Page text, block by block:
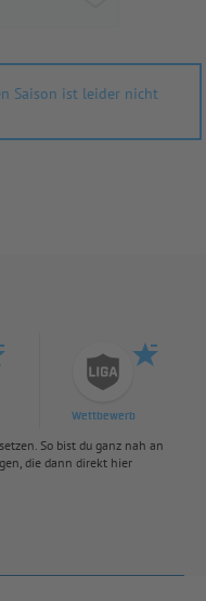
Saison ist leider nicht
Wettbewerb
So bist du ganz nah an
die dann direkt hier